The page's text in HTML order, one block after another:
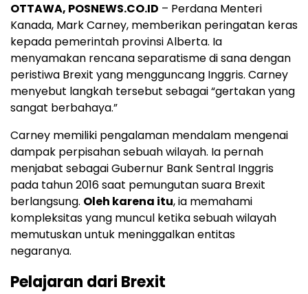
OTTAWA, POSNEWS.CO.ID – Perdana Menteri
Kanada, Mark Carney, memberikan peringatan keras
kepada pemerintah provinsi Alberta. Ia
menyamakan rencana separatisme di sana dengan
peristiwa Brexit yang mengguncang Inggris. Carney
menyebut langkah tersebut sebagai “gertakan yang
sangat berbahaya.”
Carney memiliki pengalaman mendalam mengenai
dampak perpisahan sebuah wilayah. Ia pernah
menjabat sebagai Gubernur Bank Sentral Inggris
pada tahun 2016 saat pemungutan suara Brexit
berlangsung. Oleh karena itu, ia memahami
kompleksitas yang muncul ketika sebuah wilayah
memutuskan untuk meninggalkan entitas
negaranya.
Pelajaran dari Brexit